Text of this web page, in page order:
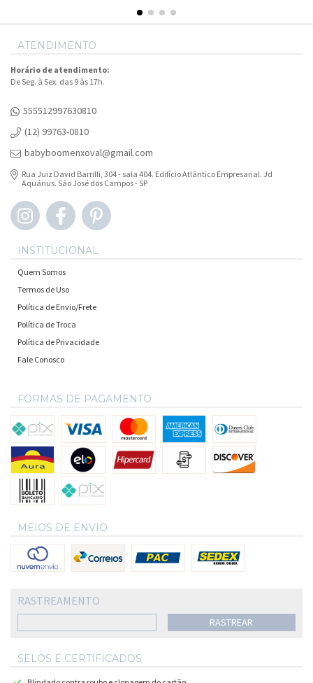
ATENDIMENTO
Horário de atendimento:
De Seg. à Sex. das 9 às 17h.
555512997630810
(12) 99763-0810
babyboomenxoval@gmail.com
Rua Juiz David Barrilli, 304 - sala 404. Edifício Atlântico Empresarial. Jd
Aquárius. São José dos Campos - SP
INSTITUCIONAL
Quem Somos
Termos de Uso
Política de Envio/Frete
Política de Troca
Política de Privacidade
Fale Conosco
FORMAS DE PAGAMENTO
MEIOS DE ENVIO
RASTREAMENTO
RASTREAR
SELOS E CERTIFICADOS